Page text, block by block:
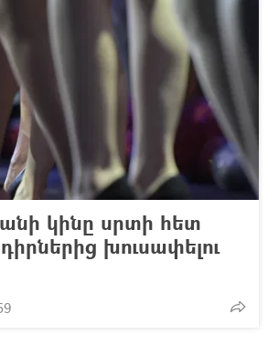
անի կինը սրտի հետ
խուսափելու